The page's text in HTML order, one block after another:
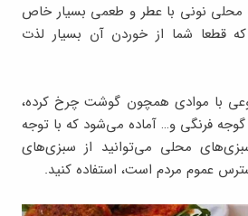
نونی با عطر و طعمی بسیار خاص
قطعا شما از خوردن آن بسیار لذت
با موادی همچون گوشت چرخ کرده،
فرنگی و… آماده می‌شود که با توجه
محلی می‌توانید از سبزی‌های
عموم مردم است، استفاده کنید.